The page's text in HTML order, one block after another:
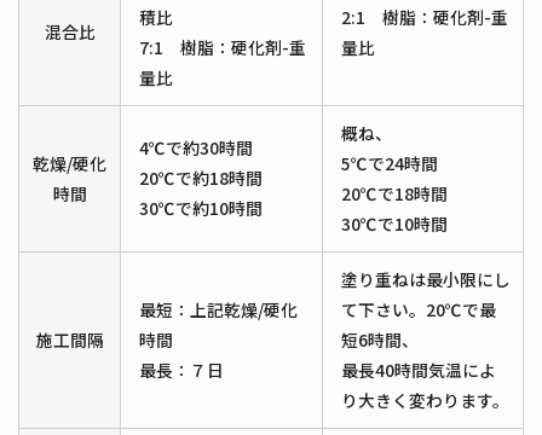
混合比
積比
7:1 樹脂：硬化剤-重
量比
2:1 樹脂：硬化剤-重
量比
乾燥/硬化
時間
4℃で約30時間
20℃で約18時間
30℃で約10時間
概ね、
5℃で24時間
20℃で18時間
30℃で10時間
施工間隔
最短：上記乾燥/硬化
時間
最長：７日
塗り重ねは最小限にし
て下さい。20℃で最
短6時間、
最長40時間気温によ
り大きく変わります。